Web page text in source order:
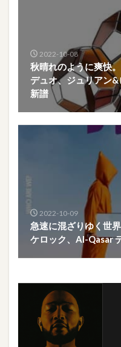
2022-10-08
秋晴れのように爽快
デュオ、ジュリアン
新譜
2022-10-09
急速に混ざりゆく世
ケロック、Al-Qasar